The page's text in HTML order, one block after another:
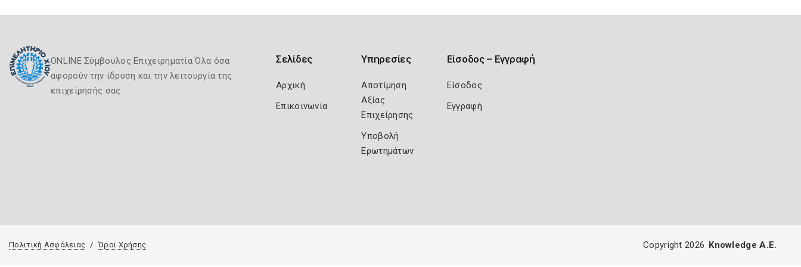
ONLINE Σύμβουλος Επιχειρηματία Όλα όσα
αφορούν την ίδρυση και την λειτουργία της
επιχείρησής σας.
Σελίδες
Αρχική
Επικοινωνία
Υπηρεσίες
Αποτίμηση
Αξίας
Επιχείρησης
Υποβολή
Ερωτημάτων
Είσοδος – Εγγραφή
Είσοδος
Εγγραφή
Πολιτική Ασφάλειας Όροι Χρήσης Copyright 2026 Knowledge A.E.